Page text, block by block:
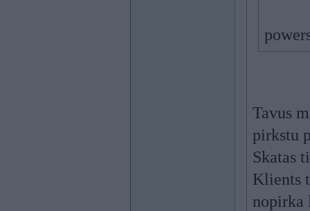
Tavus
pirkstu
Skatas
Klients
nopirka